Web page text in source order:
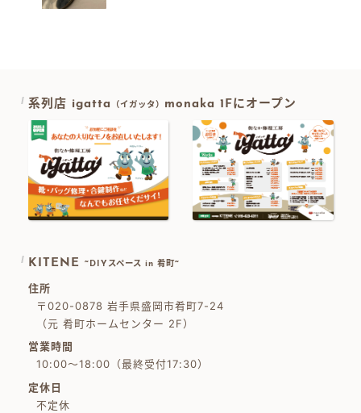
系列店 igatta （イガッタ） monaka 1Fにオープン
KITENE ~DIYスペース in 肴町~
住所
〒020-0878 岩手県盛岡市肴町7-24
（元 肴町ホームセンター 2F）
営業時間
10:00～18:00（最終受付17:30）
定休日
不定休